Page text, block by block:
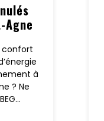
Agne
confort
à
? Ne